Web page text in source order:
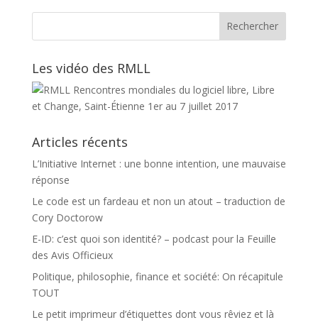
Les vidéo des RMLL
Articles récents
L’Initiative Internet : une bonne intention, une mauvaise
réponse
Le code est un fardeau et non un atout – traduction de
Cory Doctorow
E-ID: c’est quoi son identité? – podcast pour la Feuille
des Avis Officieux
Politique, philosophie, finance et société: On récapitule
TOUT
Le petit imprimeur d’étiquettes dont vous rêviez et là